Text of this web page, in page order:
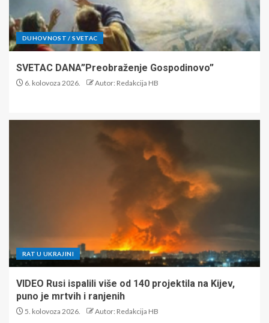
DUHOVNOST / SVETAC
SVETAC DANA”Preobraženje Gospodinovo”
6. kolovoza 2026. Autor: Redakcija HB
RAT U UKRAJINI
VIDEO Rusi ispalili više od 140 projektila na Kijev,
puno je mrtvih i ranjenih
5. kolovoza 2026. Autor: Redakcija HB